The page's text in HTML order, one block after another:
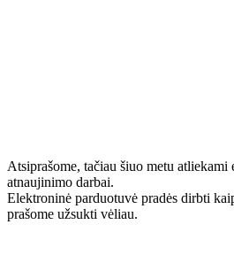
Atsiprašome, tačiau šiuo metu atliekami
atnaujinimo darbai.
Elektroninė parduotuvė pradės dirbti
prašome užsukti vėliau.